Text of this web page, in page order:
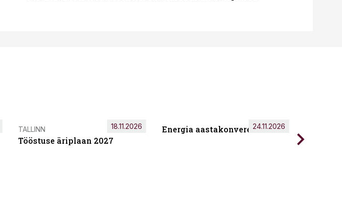
TALLINN
Tööstuse äriplaan 2027
18.11.2026 Energia aastakonverents 2026
24.11.2026